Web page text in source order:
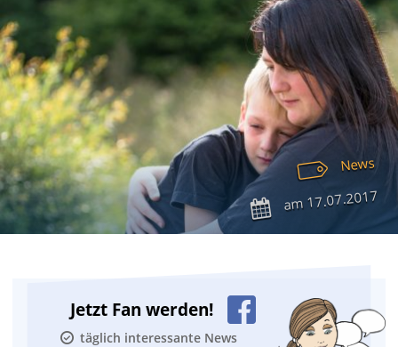
News
am17.07.2017
Jetzt Fan werden!
täglich interessante News